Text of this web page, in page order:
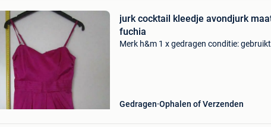
jurk cocktail kleedje avondjurk maat 36
fuchia
Merk h&m 1 x gedragen conditie: gebruikt
Gedragen Ophalen of Verzenden